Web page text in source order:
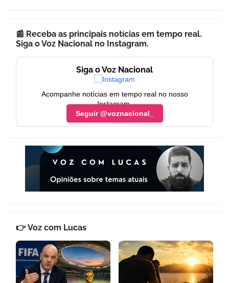
📰 Receba as principais notícias em tempo real.
Siga o Voz Nacional no Instagram.
Siga o Voz Nacional
Acompanhe notícias em tempo real no nosso
Instagram.
Seguir @voznacional_
👉 Voz com Lucas